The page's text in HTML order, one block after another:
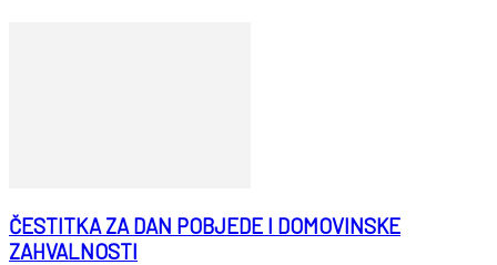
ČESTITKA ZA DAN POBJEDE I DOMOVINSKE
ZAHVALNOSTI